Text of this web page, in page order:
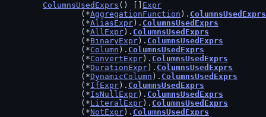
ColumnsUsedExprs () [] Expr
		(*
AggregationFunction ). ColumnsUsedExprs
		(*
AliasExpr ). ColumnsUsedExprs
		(*
AllExpr ). ColumnsUsedExprs
		(*
BinaryExpr ). ColumnsUsedExprs
		(*
Column ). ColumnsUsedExprs
		(*
ConvertExpr ). ColumnsUsedExprs
		(*
DurationExpr ). ColumnsUsedExprs
		(*
DynamicColumn ). ColumnsUsedExprs
		(*
IfExpr ). ColumnsUsedExprs
		(*
IsNullExpr ). ColumnsUsedExprs
		(*
LiteralExpr ). ColumnsUsedExprs
		(*
NotExpr ). ColumnsUsedExprs